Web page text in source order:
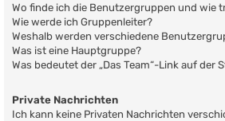
Wo finde ich die Benutzergruppen und wie
Wie werde ich Gruppenleiter?
Weshalb werden verschiedene
Was ist eine Hauptgruppe?
Was bedeutet der „Das Team“-Link auf der
Private Nachrichten
Ich kann keine Privaten Nachrichten